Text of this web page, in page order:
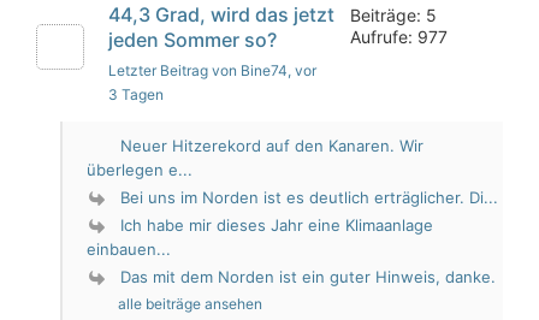
44,3 Grad, wird das jetzt
jeden Sommer so?
Letzter Beitrag von Bine74, vor
3 Tagen
Beiträge: 5
Aufrufe: 977
Neuer Hitzerekord auf den Kanaren. Wir
überlegen e...
Bei uns im Norden ist es deutlich erträglicher. Di...
Ich habe mir dieses Jahr eine Klimaanlage
einbauen...
Das mit dem Norden ist ein guter Hinweis, danke.
alle beiträge ansehen